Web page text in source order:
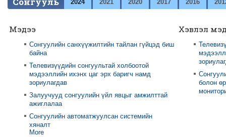
2024 2021 2020 2017 2016
Мэдээ
Сонгуулийн санхүүжилтийн тайлан гүйцэд биш
байна
Телевизүүдийн сонгуультай холбоотой
мэдээллийн ихэнх цаг эрх баригч намд
зориулагдав
Залуучууд сонгуулийн үйл явцыг амжилттай
ажиглалаа
Сонгуулийн автоматжуулсан системийн
хяналт
More
Хэвлэл
болон